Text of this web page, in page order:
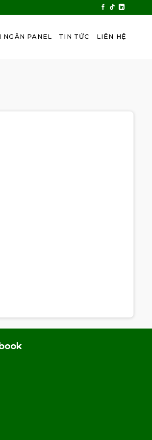
NGĂN PANEL TIN TỨC LIÊN HỆ